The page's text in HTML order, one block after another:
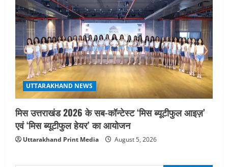
UTTARAKHAND NEWS
मिस उत्तराखंड 2026 के सब-कॉन्टेस्ट ‘मिस ब्यूटीफुल आइज़’
एवं ‘मिस ब्यूटीफुल हेयर’ का आयोजन
Uttarakhand Print Media August 5, 2026